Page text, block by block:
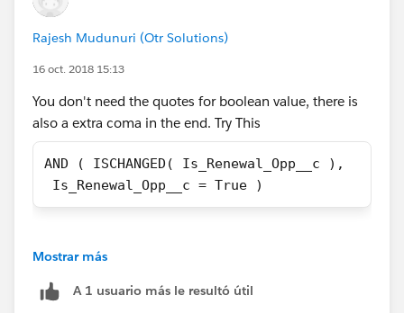
Rajesh Mudunuri (Otr Solutions)
16 oct. 2018 15:13
You don't need the quotes for boolean value, there is
also a extra coma in the end. Try This
AND ( ISCHANGED( Is_Renewal_Opp__c ),
Is_Renewal_Opp__c = True )
Mostrar más
A 1 usuario más le resultó útil